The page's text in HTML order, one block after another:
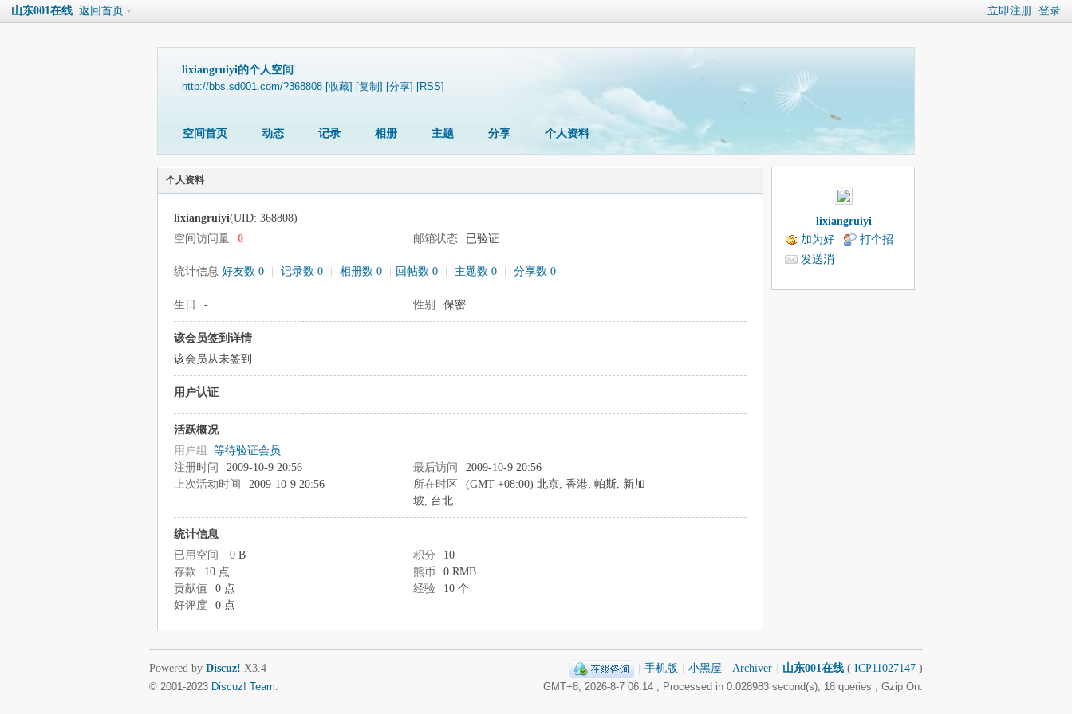
立即注册 登录
山东001在线 返回首页
lixiangruiyi的个人空间
http://bbs.sd001.com/?368808 [收藏] [复制] [分享] [RSS]
空间首页 动态 记录 相册 主题 分享 个人资料
个人资料
lixiangruiyi(UID: 368808)
空间访问量
0 邮箱状态 已验证
统计信息 好友数 0 记录数 0 相册数 0 回帖数 0 主题数 0 分享数 0
生日 - 性别 保密
该会员签到详情
该会员从未签到
用户认证
活跃概况
用户组 等待验证会员
注册时间
2009-10-9 20:56 最后访问
2009-10-9 20:56
上次活动时间
2009-10-9 20:56 所在时区
(GMT +08:00) 北京, 香港, 帕斯, 新加
坡, 台北
统计信息
已用空间
0 B 积分
10
存款
10 点 熊币
0 RMB
贡献值
0 点 经验
10 个
好评度
0 点
lixiangruiyi
加为好
友
打个招
发送消
手机版 小黑屋 Archiver 山东001在线 ( ICP11027147 )
GMT+8, 2026-8-7 06:14 , Processed in 0.028983 second(s), 18 queries , Gzip On.
Powered by Discuz! X3.4
© 2001-2023 Discuz! Team.